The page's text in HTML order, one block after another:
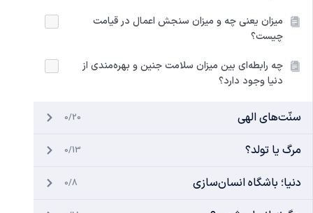
میزان یعنی چه و میزان سنجش اعمال در قیامت
چیست؟
چه رابطه‌ای بین میزان سلامت جنین و بهره‌مندی از
دنیا وجود دارد؟
سنّت‌های الهی 0/20
مرگ یا تولد؟ 0/13
دنیا؛ باشگاه انسان‌سازی 0/8